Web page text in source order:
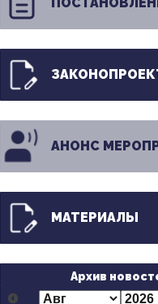
АНОНС
МАТЕРИАЛЫ
Архив